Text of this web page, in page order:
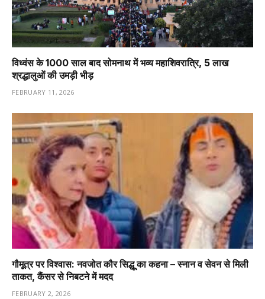
विध्वंस के 1000 साल बाद सोमनाथ में भव्य महाशिवरात्रि, 5 लाख
श्रद्धालुओं की उमड़ी भीड़
FEBRUARY 11, 2026
गौमूत्र पर विश्वास: नवजोत कौर सिद्धू का कहना – स्नान व सेवन से मिली
ताकत, कैंसर से निबटने में मदद
FEBRUARY 2, 2026